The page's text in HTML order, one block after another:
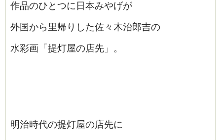
作品のひとつに日本みやげが
外国から里帰りした佐々木治郎吉の
水彩画「提灯屋の店先」。
明治時代の提灯屋の店先に